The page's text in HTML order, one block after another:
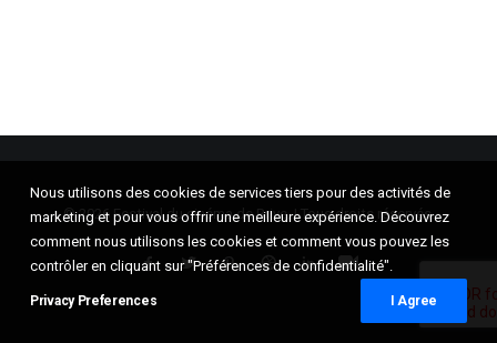
© 2026 Festival du cinéma de Brive. | Tous droits réservés.
Nous utilisons des cookies de services tiers pour des activités de
marketing et pour vous offrir une meilleure expérience. Découvrez
comment nous utilisons les cookies et comment vous pouvez les
contrôler en cliquant sur "Préférences de confidentialité".
Privacy Preferences I Agree